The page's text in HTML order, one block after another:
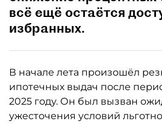
всё ещё остаётся
избранных.
В начале лета произошёл
ипотечных выдач после
2025 году. Он был вызван
ужесточения условий